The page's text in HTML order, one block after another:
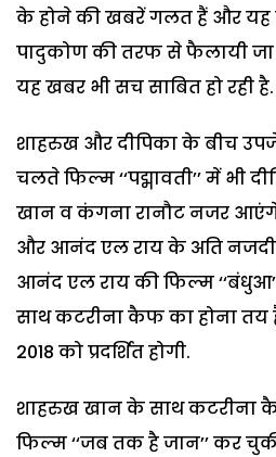
के होने की खबरें गलत हैं और यह
पादुकोण की तरफ से फैलायी जा
यह खबर भी सच साबित हो रही है.
शाहरुख और दीपिका के बीच
चलते फिल्म ‘‘पद्मावती’’ में भी
खान व कंगना रानौट नजर
और आनंद एल राय के अति
आनंद एल राय की फिल्म
साथ कटरीना कैफ का होना तय
2018 को प्रदर्शित होगी.
शाहरुख खान के साथ
फिल्म ‘‘जब तक है जान’’ कर